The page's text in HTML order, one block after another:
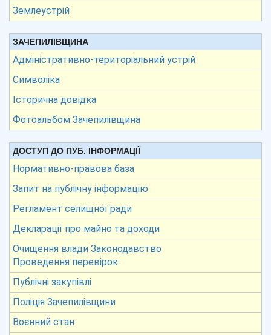
Землеустрій
ЗАЧЕПИЛІВЩИНА
Адміністративно-територіальний устрій
Символіка
Історична довідка
Фотоальбом Зачепилівщина
ДОСТУП ДО ПУБ. ІНФОРМАЦІЇ
Нормативно-правова база
Запит на публічну інформацію
Регламент селищної ради
Декларації про майно та доходи
Очищення влади Законодавство
Проведення перевірок
Публічні закупівлі
Поліція Зачепилівщини
Воєнний стан